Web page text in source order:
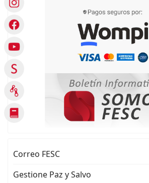
Correo FESC
Gestione Paz y Salvo